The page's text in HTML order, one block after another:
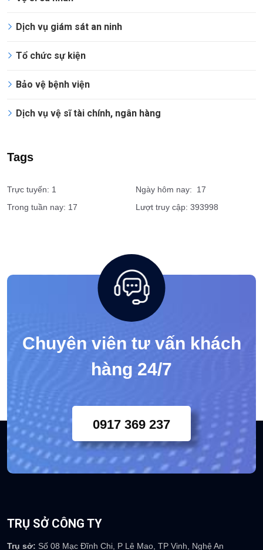
Dịch vụ
Vệ sĩ doanh nghiệp
Vệ sĩ cá nhân
Dịch vụ giám sát an ninh
Trực tuyến: 1
Ngày hôm nay: 17
Lượt truy cập: 393998
Chuyên viên tư vấn khách
hàng 24/7